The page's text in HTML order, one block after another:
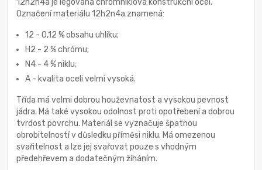
Označení materiálu 12h2n4a znamená:
12 - 0,12 % obsahu uhlíku;
H2 - 2 % chrómu;
N4 - 4 % niklu;
А - kvalita oceli velmi vysoká.
Třída má velmi dobrou houževnatost a vysokou pevnost
jádra. Má také vysokou odolnost proti opotřebení a dobrou
tvrdost povrchu. Materiál se vyznačuje špatnou
obrobitelností v důsledku příměsi niklu. Má omezenou
svařitelnost a lze jej svařovat pouze s vhodným
předehřevem a dodatečným žíháním.